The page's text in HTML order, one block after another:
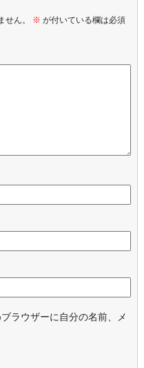
ん。 ※ が付いている欄は必須
ラウザーに自分の名前、メ